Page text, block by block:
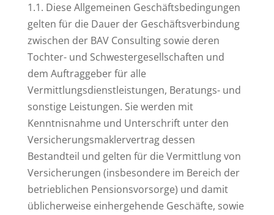
1.1. Diese Allgemeinen Geschäftsbedingungen
gelten für die Dauer der Geschäftsverbindung
zwischen der BAV Consulting sowie deren
Tochter- und Schwestergesellschaften und
dem Auftraggeber für alle
Vermittlungsdienstleistungen, Beratungs- und
sonstige Leistungen. Sie werden mit
Kenntnisnahme und Unterschrift unter den
Versicherungsmaklervertrag dessen
Bestandteil und gelten für die Vermittlung von
Versicherungen (insbesondere im Bereich der
betrieblichen Pensionsvorsorge) und damit
üblicherweise einhergehende Geschäfte, sowie